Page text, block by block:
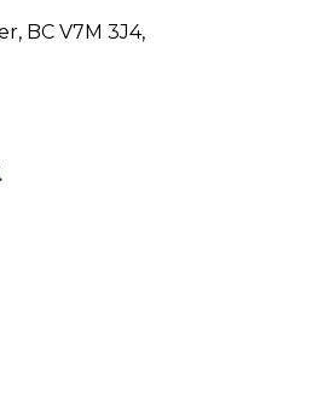
BC V7M 3J4,